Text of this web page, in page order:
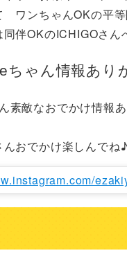
ワンちゃんOKの平
伴OKのICHIGOさん
ちゃん情報あり
素敵なおでかけ情報
んおでかけ楽しんでね♪